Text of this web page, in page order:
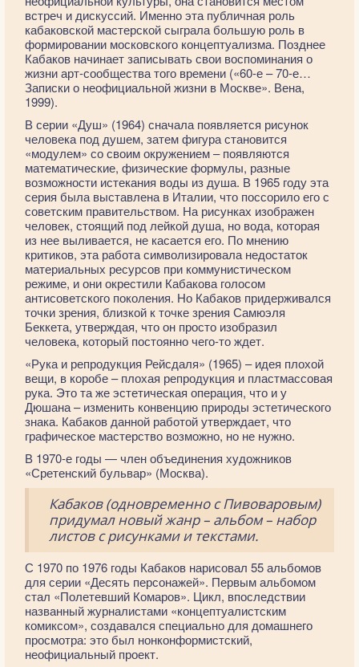
встреч и дискуссий. Именно эта публичная роль
кабаковской мастерской сыграла большую роль в
формировании московского концептуализма. Позднее
Кабаков начинает записывать свои воспоминания о
жизни арт-сообщества того времени («60-е – 70-е…
Записки о неофициальной жизни в Москве». Вена,
1999).
В серии «Душ» (1964) сначала появляется рисунок
человека под душем, затем фигура становится
«модулем» со своим окружением – появляются
математические, физические формулы, разные
возможности истекания воды из душа. В 1965 году эта
серия была выставлена в Италии, что поссорило его с
советским правительством. На рисунках изображен
человек, стоящий под лейкой душа, но вода, которая
из нее выливается, не касается его. По мнению
критиков, эта работа символизировала недостаток
материальных ресурсов при коммунистическом
режиме, и они окрестили Кабакова голосом
антисоветского поколения. Но Кабаков придерживался
точки зрения, близкой к точке зрения Самюэля
Беккета, утверждая, что он просто изобразил
человека, который постоянно чего-то ждет.
«Рука и репродукция Рейсдаля» (1965) – идея плохой
вещи, в коробе – плохая репродукция и пластмассовая
рука. Это та же эстетическая операция, что и у
Дюшана – изменить конвенцию природы эстетического
знака. Кабаков данной работой утверждает, что
графическое мастерство возможно, но не нужно.
В 1970-е годы — член объединения художников
«Сретенский бульвар» (Москва).
Кабаков (одновременно с Пивоваровым)
придумал новый жанр – альбом – набор
листов с рисунками и текстами.
С 1970 по 1976 годы Кабаков нарисовал 55 альбомов
для серии «Десять персонажей». Первым альбомом
стал «Полетевший Комаров». Цикл, впоследствии
названный журналистами «концептуалистским
комиксом», создавался специально для домашнего
просмотра: это был нонконформистский,
неофициальный проект.